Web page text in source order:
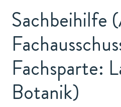
Sachbeihilfe
Fachsparte:
Botanik)